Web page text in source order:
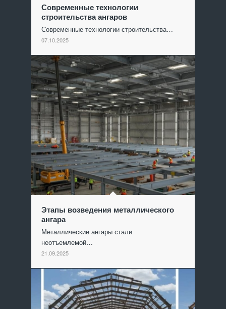
Современные технологии
строительства ангаров
Современные технологии строительства…
07.10.2025
Этапы возведения металлического
ангара
Металлические ангары стали
неотъемлемой…
21.09.2025